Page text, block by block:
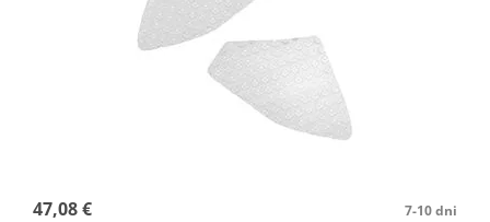
47,08 € 7-10 dni